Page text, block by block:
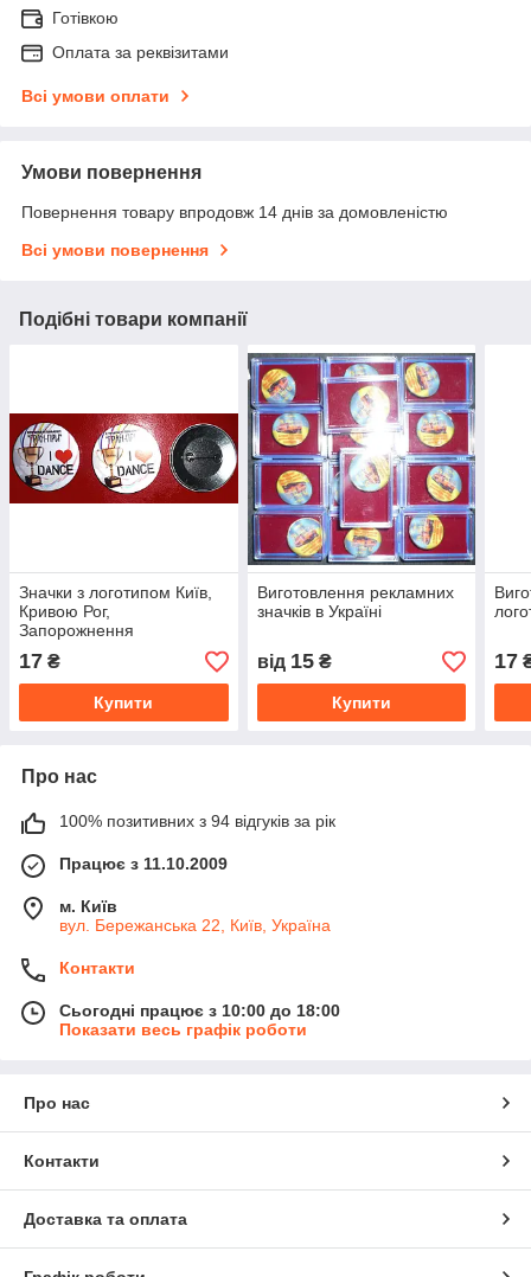
Готівкою
Оплата за реквізитами
Всі умови оплати
Умови повернення
Повернення товару впродовж 14 днів за домовленістю
Всі умови повернення
Подібні товари компанії
Значки з логотипом Київ,
Кривою Рог,
Запорожнення
17 ₴
Купити
Виготовлення рекламних
значків в Україні
від 15₴
Купити
17
Про нас
100% позитивних з 94 відгуків за рік
Працює з 11.10.2009
м. Київ
вул. Бережанська 22, Київ, Україна
Контакти
Сьогодні працює з 10:00 до 18:00
Показати весь графік роботи
Про нас
Контакти
Доставка та оплата